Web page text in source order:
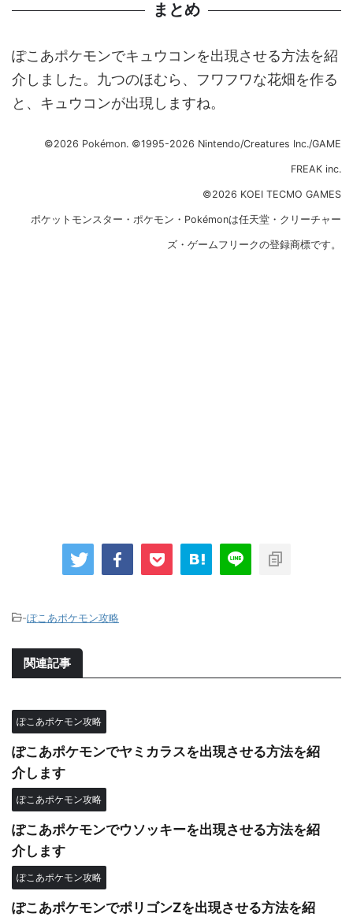
まとめ
ぽこあポケモンでキュウコンを出現させる方法を紹
介しました。九つのほむら、フワフワな花畑を作る
と、キュウコンが出現しますね。
©2026 Pokémon. ©1995-2026 Nintendo/Creatures Inc./GAME
FREAK inc.
©2026 KOEI TECMO GAMES
ポケットモンスター・ポケモン・Pokémonは任天堂・クリーチャー
ズ・ゲームフリークの登録商標です。
-ぽこあポケモン攻略
関連記事
ぽこあポケモン攻略
ぽこあポケモンでヤミカラスを出現させる方法を紹
介します
ぽこあポケモン攻略
ぽこあポケモンでウソッキーを出現させる方法を紹
介します
ぽこあポケモン攻略
ぽこあポケモンでポリゴンZを出現させる方法を紹